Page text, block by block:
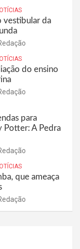
vestibular da
do ensino
para
Potter: A Pedra
que ameaça